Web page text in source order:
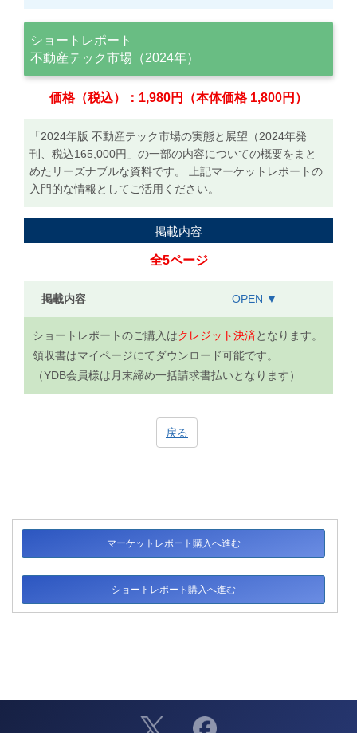
ショートレポート
不動産テック市場（2024年）
価格（税込）：1,980円（本体価格 1,800円）
「2024年版 不動産テック市場の実態と展望（2024年発
刊、税込165,000円」の一部の内容についての概要をまと
めたリーズナブルな資料です。 上記マーケットレポートの
入門的な情報としてご活用ください。
掲載内容
全5ページ
掲載内容 OPEN ▼
ショートレポートのご購入はクレジット決済となります。
領収書はマイページにてダウンロード可能です。
（YDB会員様は月末締め一括請求書払いとなります）
戻る
マーケットレポート購入へ進む
ショートレポート購入へ進む